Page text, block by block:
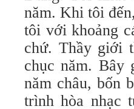
năm. Khi tôi
tôi với khoảng
chứ. Thầy giới
chục năm. Bây
năm châu, bốn
trình hòa nhạc